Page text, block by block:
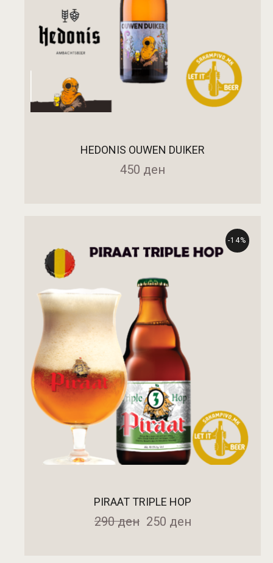
HEDONIS OUWEN DUIKER
450 ден
ДОДАДИ ВО КОШНИЧКА
-14%
PIRAAT TRIPLE HOP
290ден 250 ден